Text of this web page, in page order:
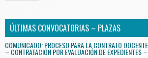
ÚLTIMAS CONVOCATORIAS – PLAZAS
COMUNICADO: PROCESO PARA LA CONTRATO
– CONTRATACIÓN POR EVALUACIÓN DE EXPEDIENTES